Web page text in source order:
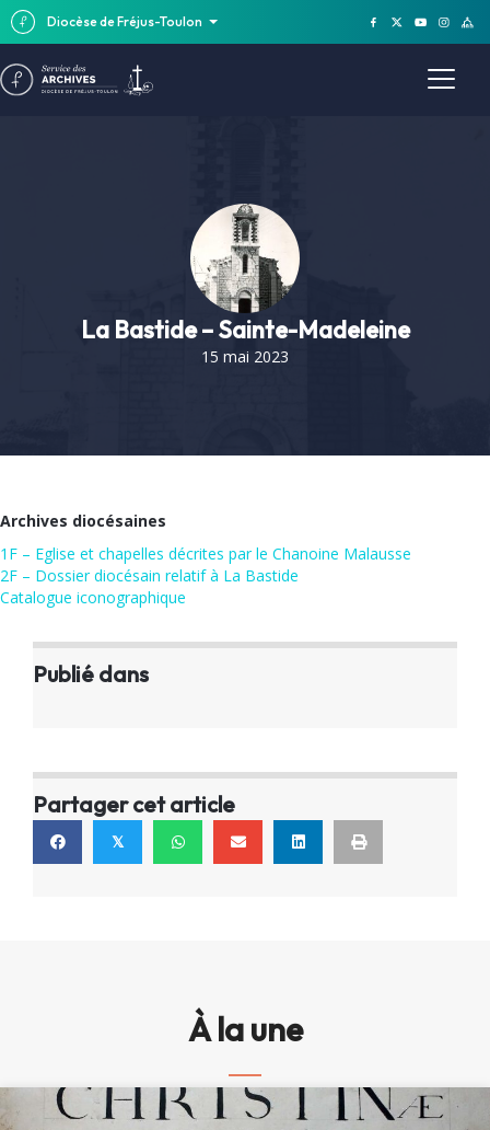
Diocèse de Fréjus-Toulon
La Bastide – Sainte-Madeleine
15 mai 2023
Archives diocésaines
1F – Eglise et chapelles décrites par le Chanoine Malausse
2F – Dossier diocésain relatif à La Bastide
Catalogue iconographique
Publié dans
Partager cet article
𝕏
À la une